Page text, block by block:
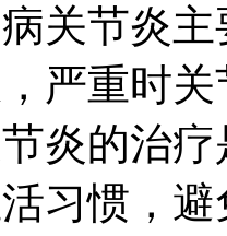
关节炎
严重时
炎的治
习惯，